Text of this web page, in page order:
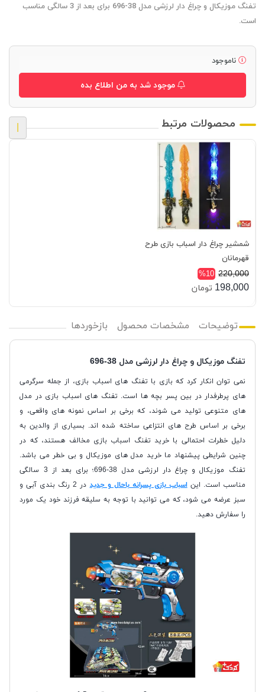
تفنگ موزیکال و چراغ دار لرزشی مدل 38-696 برای بعد از 3 سالگی مناسب
است.
ناموجود
موجود شد به من اطلاع بده
محصولات مرتبط
شمشیر چراغ دار اسباب بازی طرح
قهرمانان
220,000
%10
198,000 تومان
توضیحات مشخصات محصول بازخوردها
تفنگ موزیکال و چراغ دار لرزشی مدل 38-696
نمی توان انکار کرد که بازی با تفنگ های اسباب بازی، از جمله سرگرمی
های پرطرفدار در بین پسر بچه ها است. تفنگ های اسباب بازی در مدل
های متنوعی تولید می شوند، که برخی بر اساس نمونه های واقعی، و
برخی بر اساس طرح های انتزاعی ساخته شده اند. بسیاری از والدین به
دلیل خطرات احتمالی با خرید تفنگ اسباب بازی مخالف هستند، که در
چنین شرایطی پیشنهاد ما خرید مدل های موزیکال و بی خطر می باشد.
تفنگ موزیکال و چراغ دار لرزشی مدل 38-696؛ برای بعد از 3 سالگی
مناسب است. این اسباب بازی پسرانه باحال و جدید
در 2 رنگ بندی آبی و
سبز عرضه می شود، که می توانید با توجه به سلیقه فرزند خود یک مورد
را سفارش دهید.